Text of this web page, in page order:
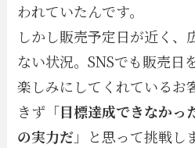
われていたんです。
しかし販売予定日が近く、
ない状況。SNSでも販売日
楽しみにしてくれているお
きず「目標達成できなかっ
の実力だ」と思って挑戦し